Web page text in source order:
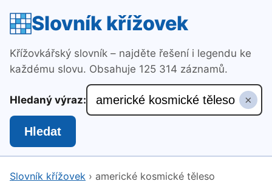
Slovník křížovek
Křížovkářský slovník – najděte řešení i legendu ke
každému slovu. Obsahuje 125 314 záznamů.
Hledaný výraz: ×
Hledat
Slovník křížovek › americké kosmické těleso